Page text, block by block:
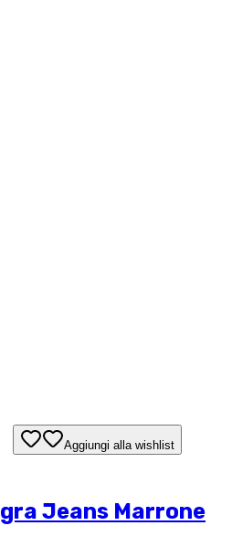
Aggiungi alla wishlist
Jeans Marrone